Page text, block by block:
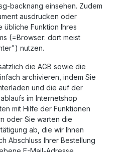
backnang einsehen. Zudem
ausdrucken oder
übliche Funktion Ihres
(=Browser: dort meist
nutzen.
die AGB sowie die
archivieren, indem Sie
und die auf der
im Internetshop
mit Hilfe der Funktionen
oder Sie warten die
ab, die wir Ihnen
Abschluss Ihrer Bestellung